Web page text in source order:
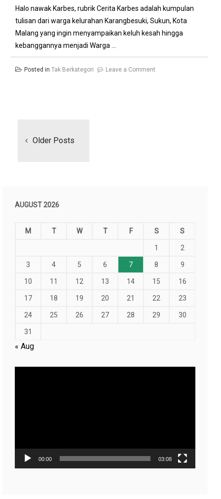
Halo nawak Karbes, rubrik Cerita Karbes adalah kumpulan
tulisan dari warga kelurahan Karangbesuki, Sukun, Kota
Malang yang ingin menyampaikan keluh kesah hingga
kebanggannya menjadi Warga ...
Posted in Tak Berkategori Leave a Comment
Older Posts
AUGUST 2026
M T W T F S S
1 2
3 4 5 6 7 8 9
10 11 12 13 14 15 16
17 18 19 20 21 22 23
24 25 26 27 28 29 30
31
« Aug
00:00 03:08